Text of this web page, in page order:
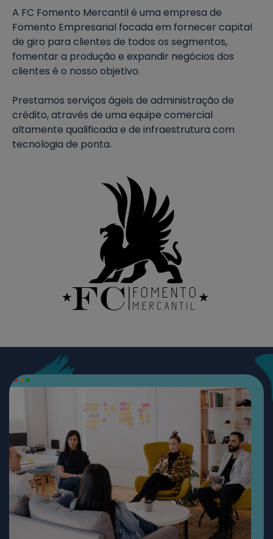
A FC Fomento Mercantil é uma empresa de
Fomento Empresarial focada em fornecer capital
de giro para clientes de todos os segmentos,
fomentar a produção e expandir negócios dos
clientes é o nosso objetivo.
Prestamos serviços ágeis de administração de
crédito, através de uma equipe comercial
altamente qualificada e de infraestrutura com
tecnologia de ponta.